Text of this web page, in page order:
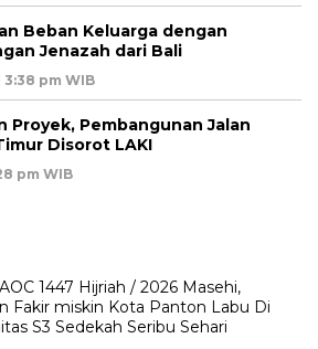
Beban Keluarga dengan
Jenazah dari Bali
pm WIB
Proyek, Pembangunan Jalan
Disorot LAKI
pm WIB